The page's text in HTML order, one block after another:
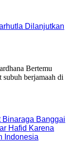
Dilanjutkan
Binaraga Banggai
Hafid Karena
Indonesia